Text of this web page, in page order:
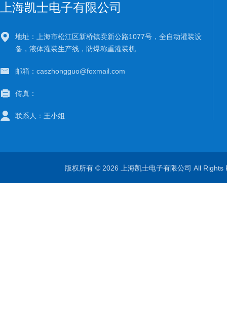
上海凯士电子有限公司
地址：上海市松江区新桥镇卖新公路1077号，全自动灌装设
备，液体灌装生产线，防爆称重灌装机
邮箱：caszhongguo@foxmail.com
传真：
联系人：王小姐
版权所有 © 2026 上海凯士电子有限公司 All